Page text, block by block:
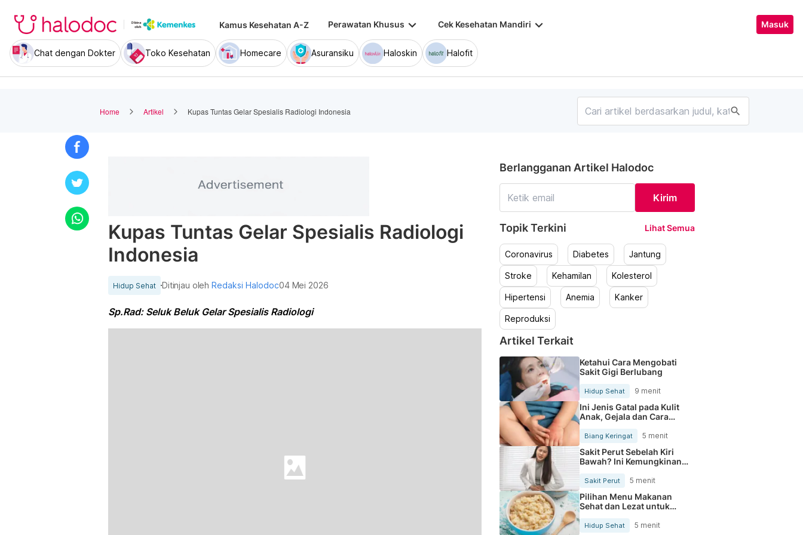
Kamus Kesehatan A-Z Perawatan Khusus keyboard_arrow_down Cek Kesehatan Mandiri keyboard_arrow_down Masuk
Chat dengan Dokter Toko Kesehatan Homecare Asuransiku Haloskin Halofit
Home Artikel Kupas Tuntas Gelar Spesialis Radiologi Indonesia search
Kupas Tuntas Gelar Spesialis Radiologi
Indonesia
Hidup Sehat Ditinjau olehRedaksi Halodoc04 Mei 2026
Sp.Rad: Seluk Beluk Gelar Spesialis Radiologi
Berlangganan Artikel Halodoc
Kirim
Topik Terkini Lihat Semua
Coronavirus Diabetes Jantung
Stroke Kehamilan Kolesterol
Hipertensi Anemia Kanker
Reproduksi
Artikel Terkait
Ketahui Cara Mengobati
Sakit Gigi Berlubang
Hidup Sehat 9 menit
Ini Jenis Gatal pada Kulit
Anak, Gejala dan Cara
Mengobatinya
Biang Keringat 5 menit
Sakit Perut Sebelah Kiri
Bawah? Ini Kemungkinan
Sakit Perut 5 menit
Pilihan Menu Makanan
Sehat dan Lezat untuk
Mengurangi Kolesterol
Hidup Sehat 5 menit